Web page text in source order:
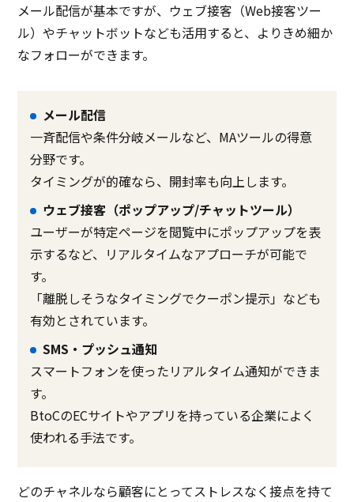
メール配信が基本ですが、ウェブ接客（Web接客ツー
ル）やチャットボットなども活用すると、よりきめ細か
なフォローができます。
メール配信
一斉配信や条件分岐メールなど、MAツールの得意
分野です。
タイミングが的確なら、開封率も向上します。
ウェブ接客（ポップアップ/チャットツール）
ユーザーが特定ページを閲覧中にポップアップを表
示するなど、リアルタイムなアプローチが可能で
す。
「離脱しそうなタイミングでクーポン提示」なども
有効とされています。
SMS・プッシュ通知
スマートフォンを使ったリアルタイム通知ができま
す。
BtoCのECサイトやアプリを持っている企業によく
使われる手法です。
どのチャネルなら顧客にとってストレスなく接点を持て